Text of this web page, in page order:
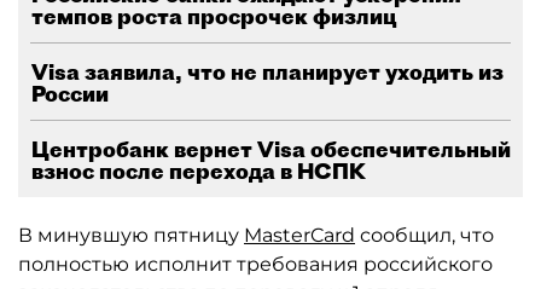
темпов роста просрочек физлиц
Visa заявила, что не планирует уходить из
России
Центробанк вернет Visa обеспечительный
взнос после перехода в НСПК
В минувшую пятницу MasterCard сообщил, что
полностью исполнит требования российского